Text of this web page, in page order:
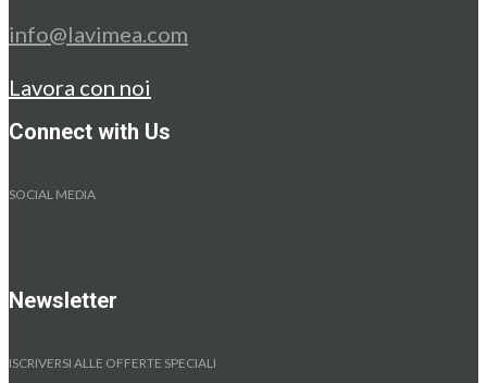
info@lavimea.com
Lavora con noi
Connect with Us
SOCIAL MEDIA
Newsletter
ISCRIVERSI ALLE OFFERTE SPECIALI